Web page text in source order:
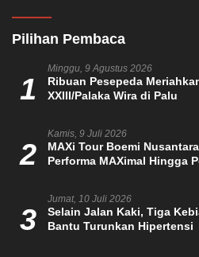
Pilihan Pembaca
1
Minggu, 9 Agustus 2026
Ribuan Pesepeda
XXIII/Palaka Wira di Palu
2
Kamis, 9 Juli 2026
MAXi Tour Boemi
Performa MAXimal Hingga
3
Jumat, 10 Juli 2026
Selain Jalan Kaki, Tiga
Bantu Turunkan Hipertensi